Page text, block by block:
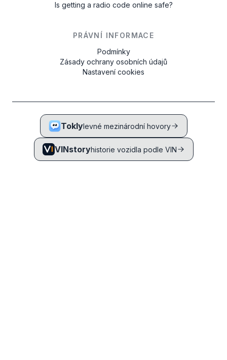
Is getting a radio code online safe?
PRÁVNÍ INFORMACE
Podmínky
Zásady ochrany osobních údajů
Nastavení cookies
Toklylevné mezinárodní hovory
VINstoryhistorie vozidla podle VIN